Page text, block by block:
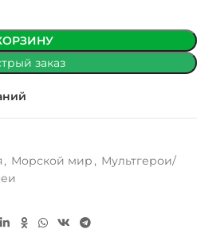
заказ
, Морской мир , Мультгерои/